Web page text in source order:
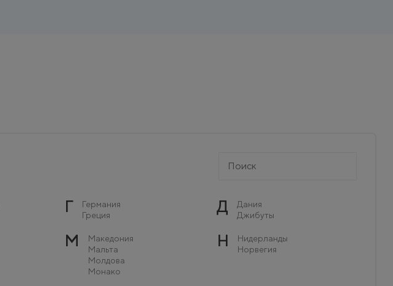
Г
Германия
Греция
Д
Дания
Джибуты
М
Македония
Мальта
Молдова
Монако
Н
Нидерланды
Норвегия